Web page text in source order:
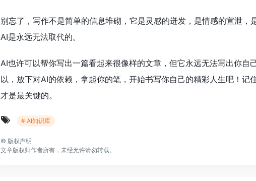
别忘了，写作不是简单的信息堆砌，它是灵感的迸发，是情感的宣泄
AI是永远无法取代的。
AI也许可以帮你写出一篇看起来很像样的文章，但它永远无法写出你
以，放下对AI的依赖，拿起你的笔，开始书写你自己的精彩人生吧！
才是最关键的。
# AI知识库
© 版权声明
文章版权归作者所有，未经允许请勿转载。